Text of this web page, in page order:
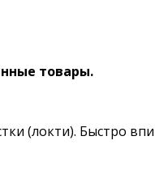
товары.
(локти). Быстро